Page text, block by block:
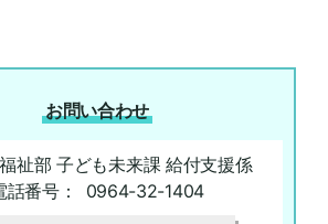
お問い合わせ
祉部 子ども未来課 給付支援係
話番号：
0964-32-1404